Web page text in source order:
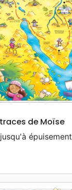
de Moïse
épuisement